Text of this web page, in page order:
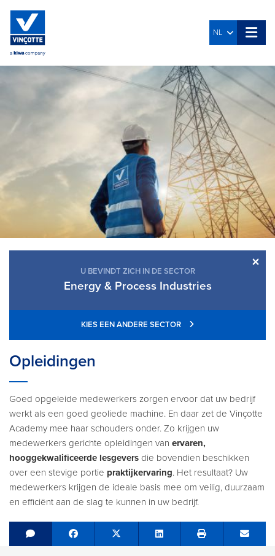
NL
×
U BEVINDT ZICH IN DE SECTOR
Energy & Process Industries
KIES EEN ANDERE SECTOR
Opleidingen
Goed opgeleide medewerkers zorgen ervoor dat uw bedrijf
werkt als een goed geoliede machine. En daar zet de Vinçotte
Academy mee haar schouders onder. Zo krijgen uw
medewerkers gerichte opleidingen van ervaren,
hooggekwalificeerde lesgevers die bovendien beschikken
over een stevige portie praktijkervaring. Het resultaat? Uw
medewerkers krijgen de ideale basis mee om veilig, duurzaam
en efficiënt aan de slag te kunnen in uw bedrijf.
Share on Facebook
Tweet Share on LinkedIn Send